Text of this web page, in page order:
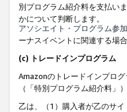
別プログラム紹介料を支払い
かについて判断します。
アソシエイト・プログラム参
ーナスイベントに関連する場
(c) トレードインプログラム
Amazonのトレードインプロ
（「特別プログラム紹介料」
乙は、（1）購入者が乙のサ